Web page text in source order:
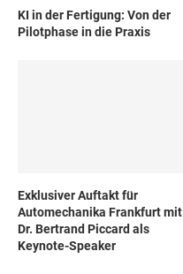
KI in der Fertigung: Von der
Pilotphase in die Praxis
Exklusiver Auftakt für
Automechanika Frankfurt mit
Dr. Bertrand Piccard als
Keynote-Speaker